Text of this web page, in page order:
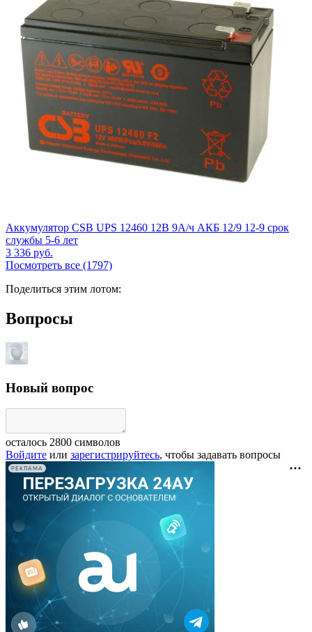
Аккумулятор CSB UPS 12460 12В 9А/ч АКБ 12/9 12-9 срок
службы 5-6 лет
3 336 руб.
Посмотреть все (1797)
Поделиться этим лотом:
Вопросы
Новый вопрос
осталось 2800 символов
Войдите или зарегистрируйтесь, чтобы задавать вопросы
РЕКЛАМА